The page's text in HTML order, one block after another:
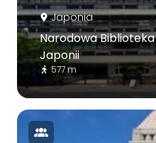
Japonia
Narodowa
Japonii
577 m